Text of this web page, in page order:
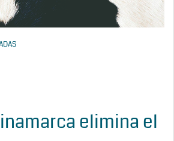
elimina el